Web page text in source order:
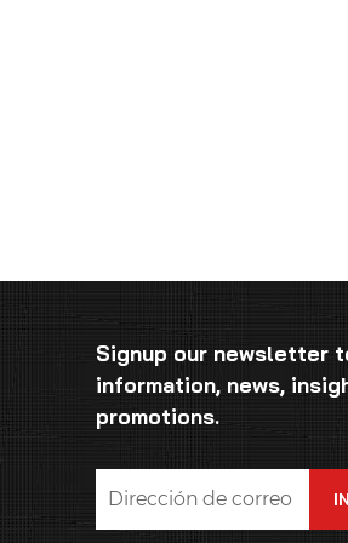
Signup our newsletter
information, news,
promotions.